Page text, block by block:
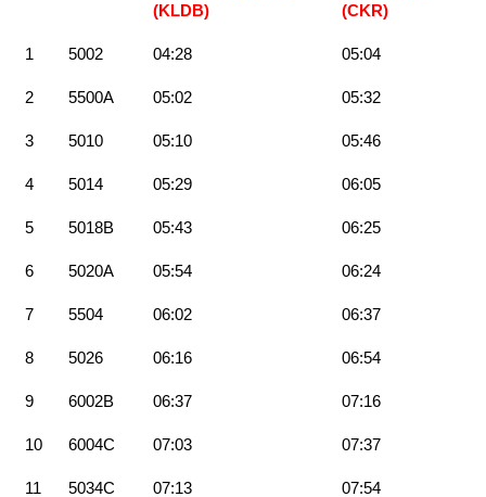
(KLDB)
(CKR)
1 5002 04:28 05:04
2 5500A 05:02 05:32
3 5010 05:10 05:46
4 5014 05:29 06:05
5 5018B 05:43 06:25
6 5020A 05:54 06:24
7 5504 06:02 06:37
8 5026 06:16 06:54
9 6002B 06:37 07:16
10 6004C 07:03 07:37
11 5034C 07:13 07:54